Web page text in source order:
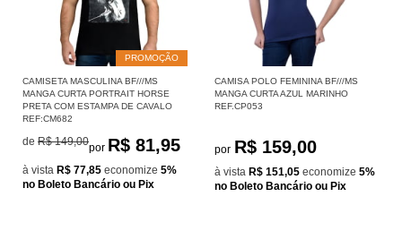
PROMOÇÃO
CAMISETA MASCULINA BF///MS
MANGA CURTA PORTRAIT HORSE
PRETA COM ESTAMPA DE CAVALO
REF:CM682
de R$ 149,00por R$ 81,95
à vista R$ 77,85 economize 5%
no Boleto Bancário ou Pix
CAMISA POLO FEMININA BF///MS
MANGA CURTA AZUL MARINHO
REF.CP053
por R$ 159,00
à vista R$ 151,05 economize 5%
no Boleto Bancário ou Pix